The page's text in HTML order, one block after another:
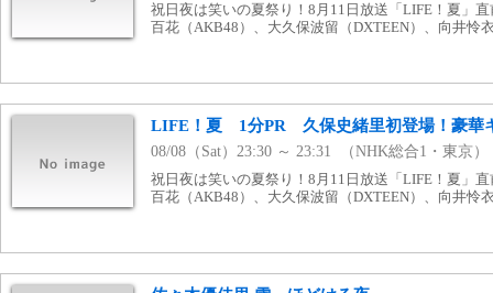
祝日夜は笑いの夏祭り！8月11日放送「LIFE！夏」
百花（AKB48）、大久保波留（DXTEEN）、向井怜
LIFE！夏 1分PR 久保史緒里初登場！豪華
08/08（Sat）23:30 ～ 23:31 （NHK総合1・東京）
祝日夜は笑いの夏祭り！8月11日放送「LIFE！夏」
百花（AKB48）、大久保波留（DXTEEN）、向井怜